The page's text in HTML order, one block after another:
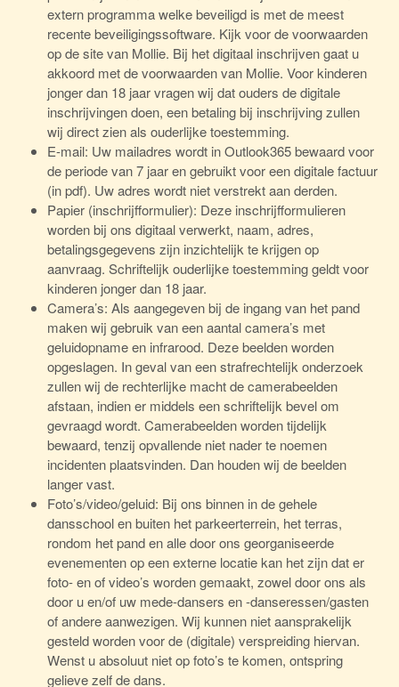
extern programma welke beveiligd is met de meest
recente beveiligingssoftware. Kijk voor de voorwaarden
op de site van Mollie. Bij het digitaal inschrijven gaat u
akkoord met de voorwaarden van Mollie. Voor kinderen
jonger dan 18 jaar vragen wij dat ouders de digitale
inschrijvingen doen, een betaling bij inschrijving zullen
wij direct zien als ouderlijke toestemming.
E-mail: Uw mailadres wordt in Outlook365 bewaard voor
de periode van 7 jaar en gebruikt voor een digitale factuur
(in pdf). Uw adres wordt niet verstrekt aan derden.
Papier (inschrijfformulier): Deze inschrijfformulieren
worden bij ons digitaal verwerkt, naam, adres,
betalingsgegevens zijn inzichtelijk te krijgen op
aanvraag. Schriftelijk ouderlijke toestemming geldt voor
kinderen jonger dan 18 jaar.
Camera’s: Als aangegeven bij de ingang van het pand
maken wij gebruik van een aantal camera’s met
geluidopname en infrarood. Deze beelden worden
opgeslagen. In geval van een strafrechtelijk onderzoek
zullen wij de rechterlijke macht de camerabeelden
afstaan, indien er middels een schriftelijk bevel om
gevraagd wordt. Camerabeelden worden tijdelijk
bewaard, tenzij opvallende niet nader te noemen
incidenten plaatsvinden. Dan houden wij de beelden
langer vast.
Foto’s/video/geluid: Bij ons binnen in de gehele
dansschool en buiten het parkeerterrein, het terras,
rondom het pand en alle door ons georganiseerde
evenementen op een externe locatie kan het zijn dat er
foto- en of video’s worden gemaakt, zowel door ons als
door u en/of uw mede-dansers en -danseressen/gasten
of andere aanwezigen. Wij kunnen niet aansprakelijk
gesteld worden voor de (digitale) verspreiding hiervan.
Wenst u absoluut niet op foto’s te komen, ontspring
gelieve zelf de dans.